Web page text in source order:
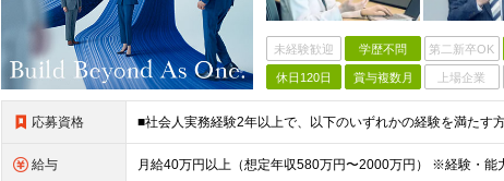
未経験歓迎 学歴不問 第二新卒OK
休日120日 賞与複数月 上場企業
応募資格
給与